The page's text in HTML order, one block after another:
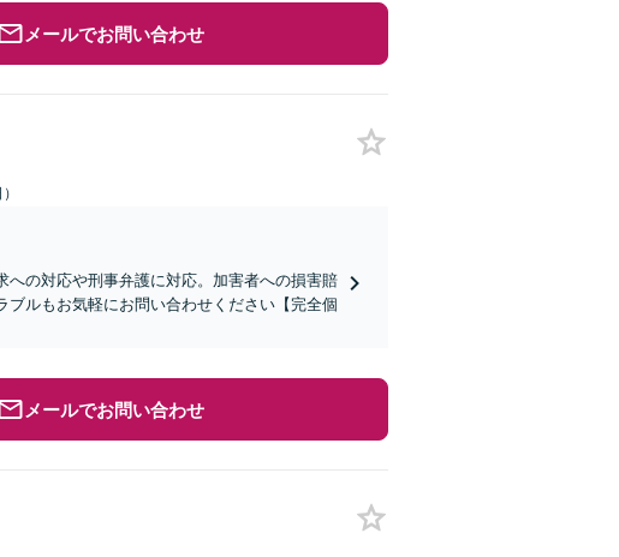
メールでお問い合わせ
の対応や刑事弁護に対応。加害者への損害賠
ルもお気軽にお問い合わせください【完全個
メールでお問い合わせ